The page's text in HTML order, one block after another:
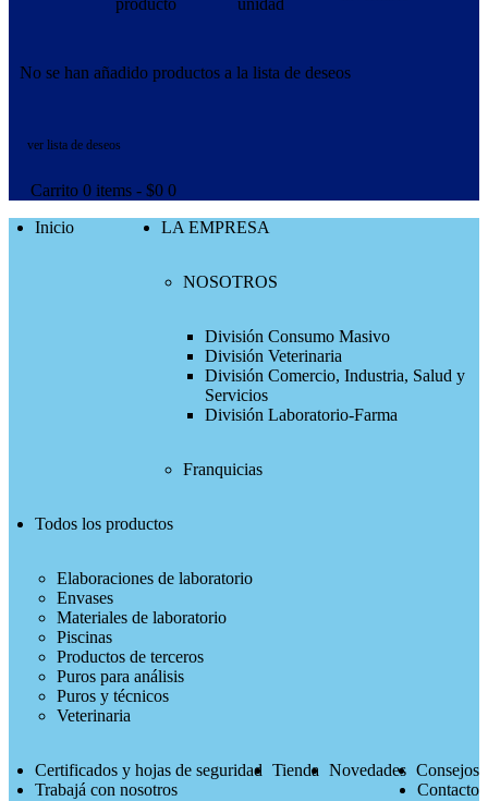
No se han añadido productos a la lista de deseos
ver lista de deseos
Carrito 0 items - $0 0
Inicio
LA EMPRESA
NOSOTROS
División Consumo Masivo
División Veterinaria
División Comercio, Industria, Salud y
Servicios
División Laboratorio-Farma
Franquicias
Todos los productos
Elaboraciones de laboratorio
Envases
Materiales de laboratorio
Piscinas
Productos de terceros
Puros para análisis
Puros y técnicos
Veterinaria
Certificados y hojas de seguridad Tienda Novedades Consejos
Trabajá con nosotros
Contacto